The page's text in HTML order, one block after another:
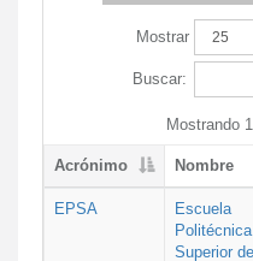
Mostrar
Buscar:
Mostrando
Acrónimo Nombre
EPSA
Escuela
Politécnica
Superior